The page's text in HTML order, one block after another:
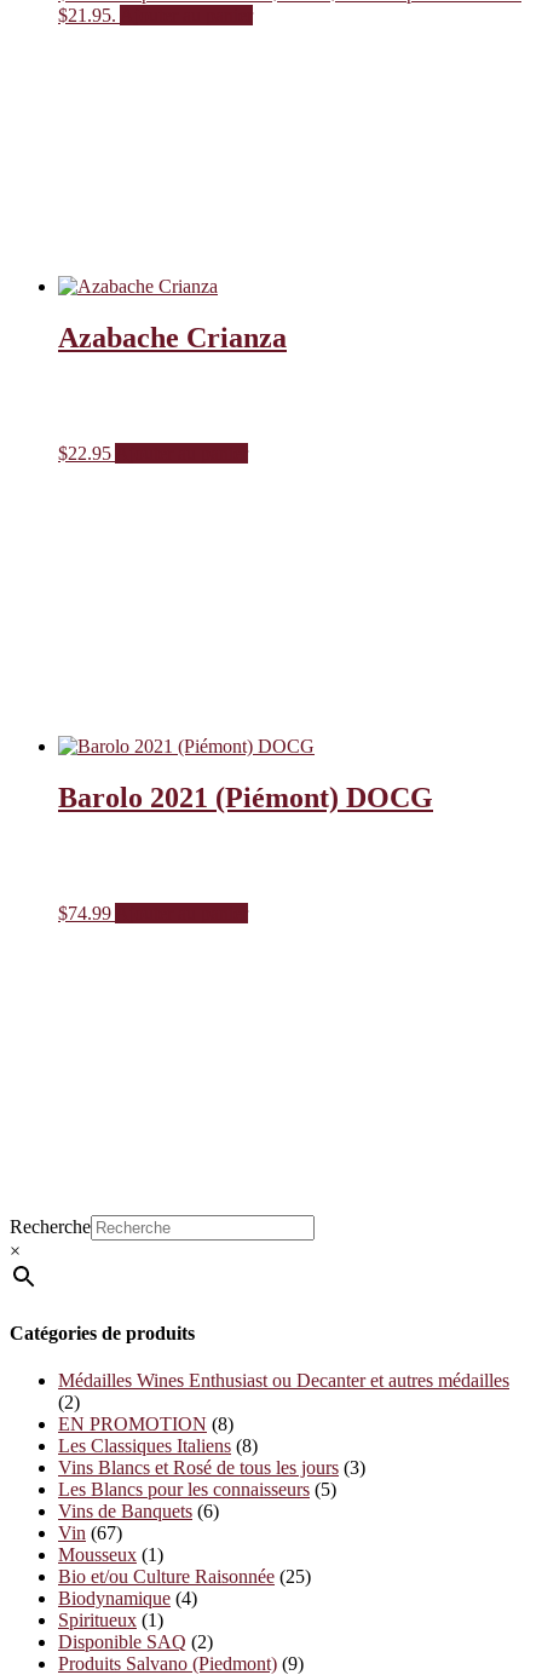
$21.95.
Azabache Crianza
$22.95
Barolo 2021 (Piémont) DOCG
$74.99
Recherche
×
Catégories de produits
Médailles Wines Enthusiast ou Decanter et autres médailles
(2)
EN PROMOTION (8)
Les Classiques Italiens (8)
Vins Blancs et Rosé de tous les jours (3)
Les Blancs pour les connaisseurs (5)
Vins de Banquets (6)
Vin (67)
Mousseux (1)
Bio et/ou Culture Raisonnée (25)
Biodynamique (4)
Spiritueux (1)
Disponible SAQ (2)
Produits Salvano (Piedmont) (9)